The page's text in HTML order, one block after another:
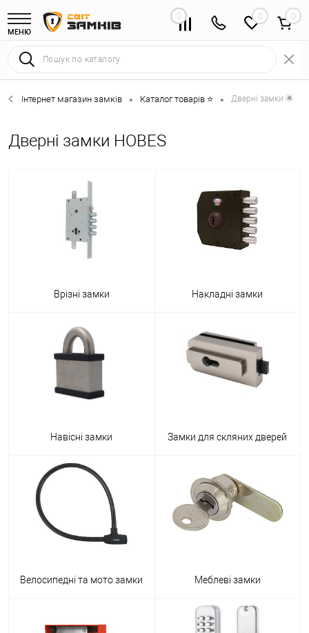
МЕНЮ
0 0
Інтернет магазин замків • Каталог товарів ⭐ • Дверні замки 🌟
Дверні замки HOBES
Врізні замки Накладні замки
Навісні замки Замки для скляних дверей
Велосипедні та мото замки Меблеві замки